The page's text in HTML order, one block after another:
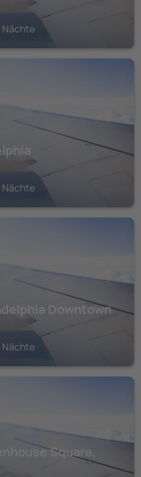
Nächte
Nächte
Downtown
Nächte
Square,